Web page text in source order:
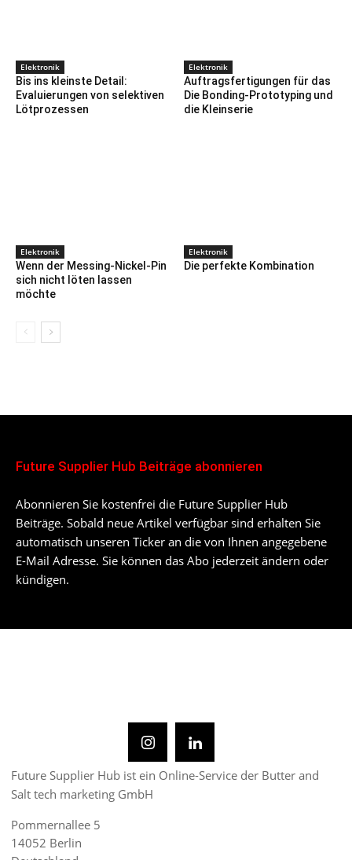
Elektronik
Bis ins kleinste Detail:
Evaluierungen von selektiven
Lötprozessen
Elektronik
Auftragsfertigungen für das
Die Bonding-Prototyping und
die Kleinserie
Elektronik
Wenn der Messing-Nickel-Pin
sich nicht löten lassen
möchte
Elektronik
Die perfekte Kombination
Future Supplier Hub Beiträge abonnieren
Abonnieren Sie kostenfrei die Future Supplier Hub
Beiträge. Sobald neue Artikel verfügbar sind erhalten Sie
automatisch unseren Ticker an die von Ihnen angegebene
E-Mail Adresse. Sie können das Abo jederzeit ändern oder
kündigen.
Future Supplier Hub ist ein Online-Service der Butter and
Salt tech marketing GmbH
14052 Berlin
Deutschland